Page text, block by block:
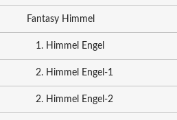
Fantasy Himmel
1. Himmel Engel
2. Himmel Engel-1
2. Himmel Engel-2